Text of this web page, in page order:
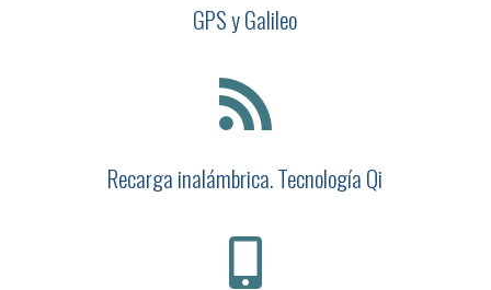
GPS y Galileo

Recarga inalámbrica. Tecnología Qi
